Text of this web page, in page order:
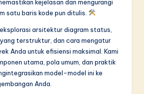
kejelasan dan mengurangi
satu baris kode pun ditulis.
arsitektur diagram status,
terstruktur, dan cara mengatur
Anda untuk efisiensi maksimal. Kami
utama, pola umum, dan praktik
model-model ini ke
Anda.